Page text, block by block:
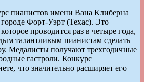
пианистов имени Вана Клиберна
Форт-Уэрт (Техас). Это
проводится раз в четыре года,
талантливым пианистам сделать
Медалисты получают трехгодичные
гастроли. Конкурс
что значительно расширяет его